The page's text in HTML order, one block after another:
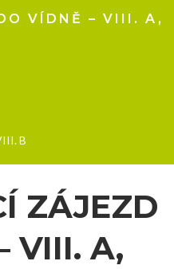
VÍDNĚ – VIII. A,
B
ZÁJEZD
VIII. A,